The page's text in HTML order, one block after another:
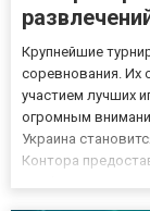
Крупнейшие
соревнования. Их
участием лучших
огромным
Украина
Контора